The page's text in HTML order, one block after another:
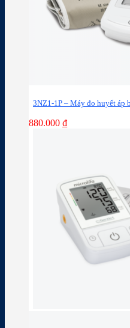
3NZ1-1P – Máy đo huyết áp
880.000 ₫